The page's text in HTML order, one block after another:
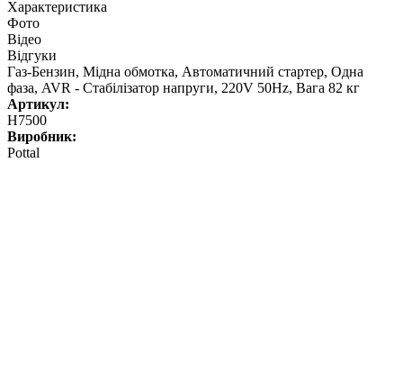
Характеристика
Фото
Відео
Відгуки
Газ-Бензин, Мідна обмотка, Автоматичний стартер, Одна
фаза, AVR - Стабілізатор напруги, 220V 50Hz, Вага 82 кг
Артикул:
H7500
Виробник:
Pottal